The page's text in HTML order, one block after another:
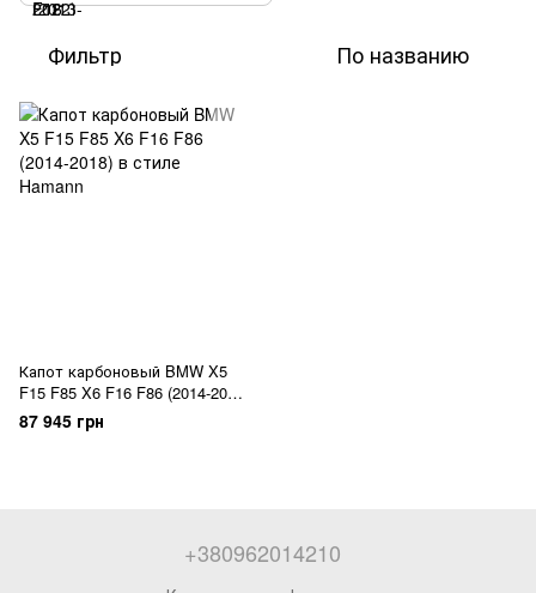
Фильтр По названию
Капот карбоновый BMW X5
F15 F85 X6 F16 F86 (2014-2018)
в стиле Hamann
87 945 грн
+380962014210